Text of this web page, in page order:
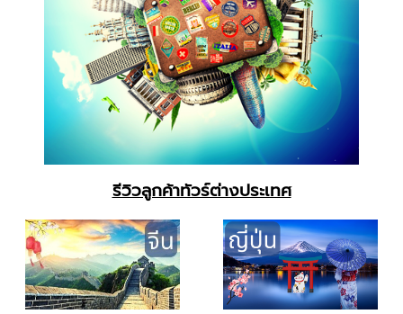
รีวิวลูกค้าทัวร์ต่างประเทศ